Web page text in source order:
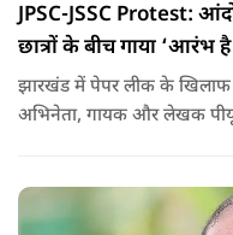
JPSC-JSSC Protest:
छात्रों के बीच गाया ‘आरंभ है
झारखंड में पेपर लीक के
अभिनेता, गायक और लेखक पीयूष